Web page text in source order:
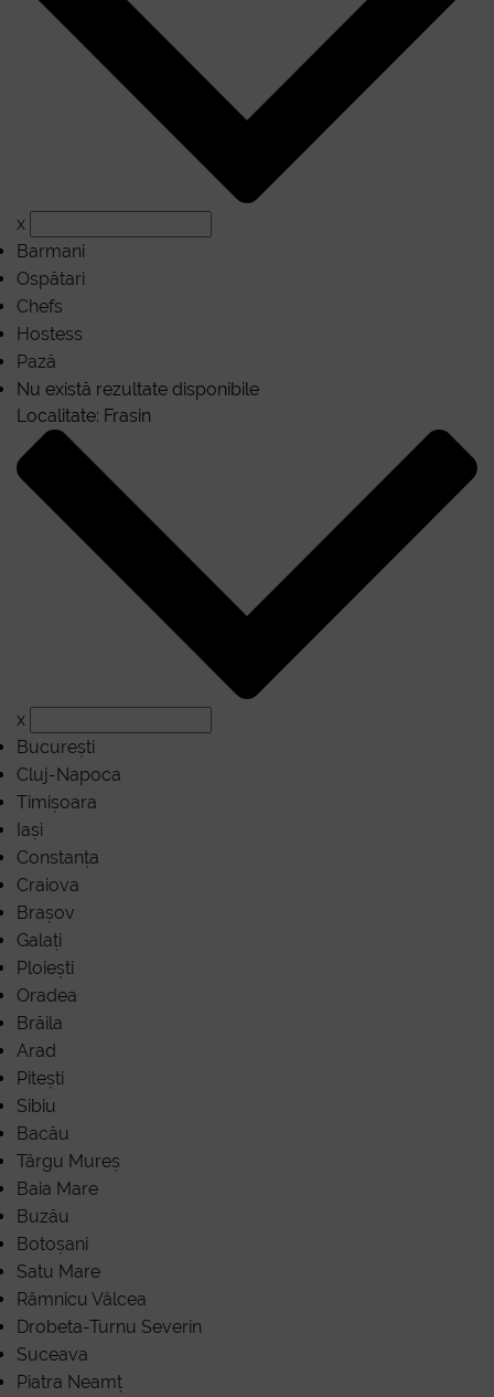
x
Barmani
Ospătari
Chefs
Hostess
Pază
Nu există rezultate disponibile
Localitate: Frasin
x
București
Cluj-Napoca
Timișoara
Iași
Constanța
Craiova
Brașov
Galați
Ploiești
Oradea
Brăila
Arad
Pitești
Sibiu
Bacău
Târgu Mureș
Baia Mare
Buzău
Botoșani
Satu Mare
Râmnicu Vâlcea
Drobeta-Turnu Severin
Suceava
Piatra Neamț